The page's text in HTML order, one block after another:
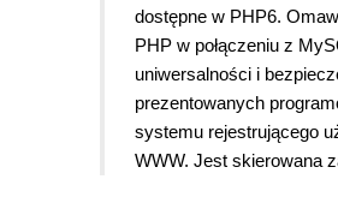
dostępne w PHP6.
PHP w połączeniu z
uniwersalności i
prezentowanych
systemu rejestrującego
WWW. Jest skierowana